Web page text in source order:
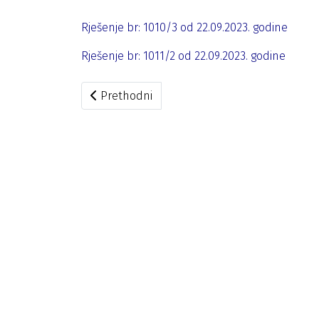
Rješenje br: 1010/3 od 22.09.2023. godine
Rješenje br: 1011/2 od 22.09.2023. godine
Prethodni članak: DIK usvojila dva prigovora
Prethodni